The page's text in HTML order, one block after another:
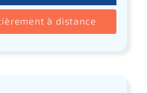
à distance